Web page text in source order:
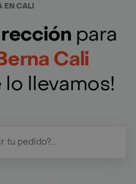
EN CALI
para
Cali
lo llevamos!